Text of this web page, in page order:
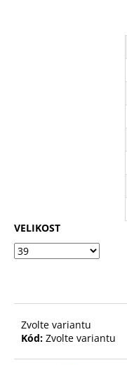
VELIKOST
Zvolte variantu
Kód: Zvolte variantu